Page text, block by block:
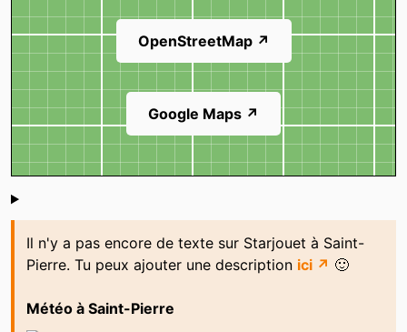
OpenStreetMap ↗
Google Maps ↗
Shoutbox
Il n'y a pas encore de texte sur Starjouet à Saint-
Pierre. Tu peux ajouter une description ici ↗ 🙂
Météo à Saint-Pierre